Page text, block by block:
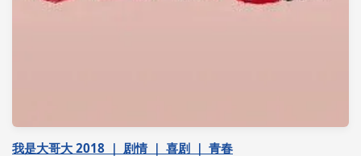
我是大哥大 2018 ｜ 剧情 ｜ 喜剧 ｜ 青春